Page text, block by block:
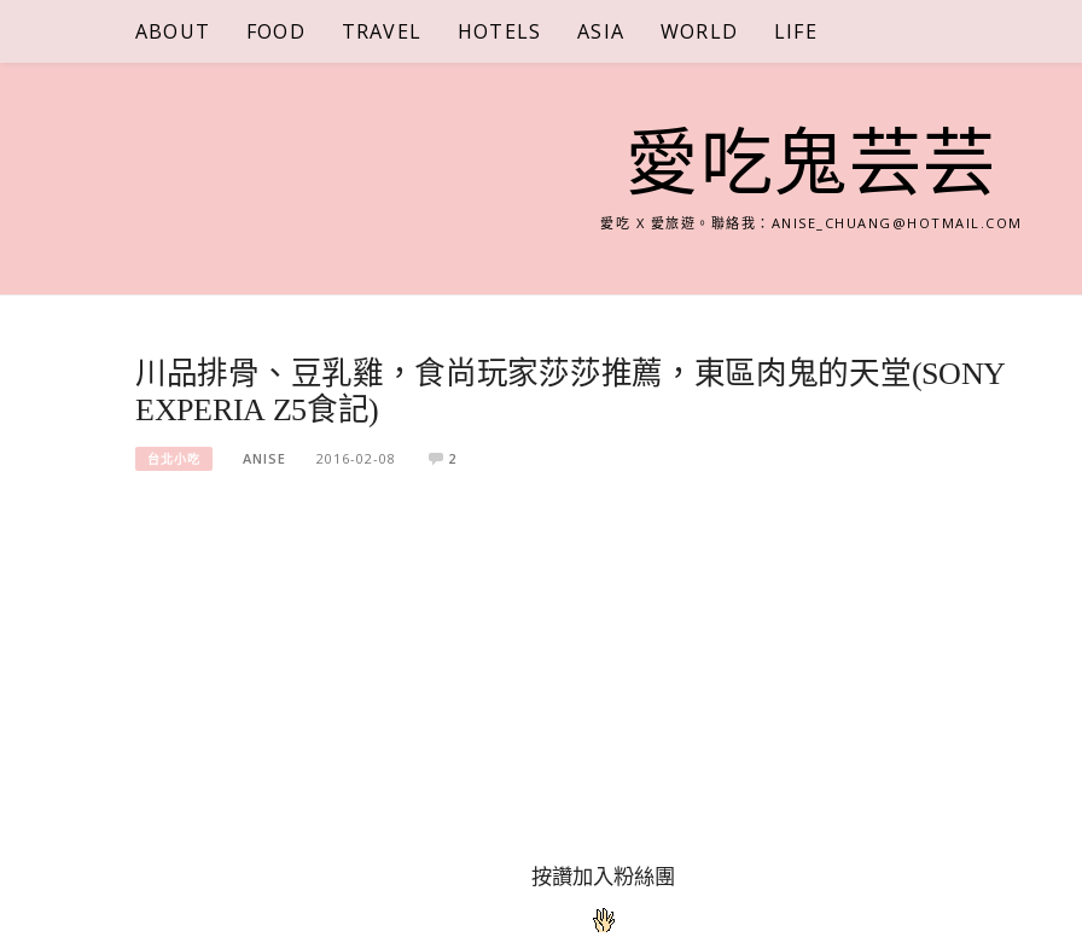
content
ABOUT FOOD TRAVEL HOTELS ASIA WORLD LIFE
愛吃鬼芸芸
愛吃 X 愛旅遊。聯絡我： ANISE_CHUANG@HOTMAIL.COM
川品排骨、豆乳雞，食尚玩家莎莎推薦，東區肉鬼的天堂(SONY
EXPERIA Z5食記)
台北小吃 ANISE 2016-02-08 2
按讚加入粉絲團